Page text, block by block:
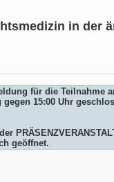
in der
für die Teilnahme
gegen 15:00 Uhr
geöffnet.